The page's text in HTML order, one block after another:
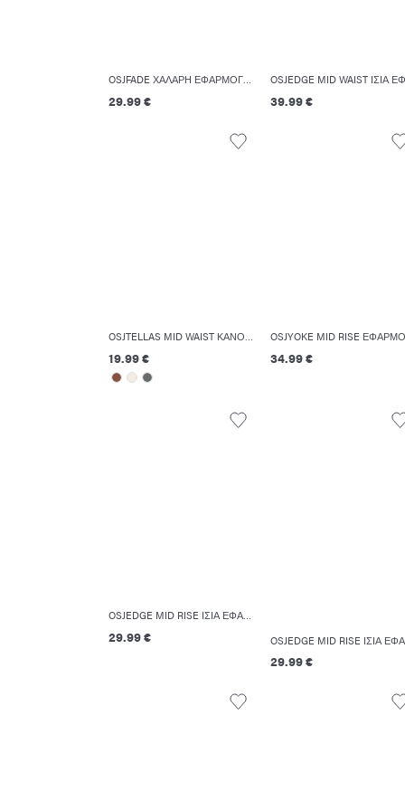
29.99 € 39.99 €
OSJTELLAS MID WAIST ΚΑΝΟΝΙΚΉ ΕΦΑΡΜΟΓΉ ΣΟΡΤΣΆΚΙ
19.99 € 34.99 €
OSJEDGE MID RISE ΊΣΙΑ ΕΦΑΡΜΟΓΉ ΣΟΡΤΣΆΚΙ
29.99 €
29.99 €